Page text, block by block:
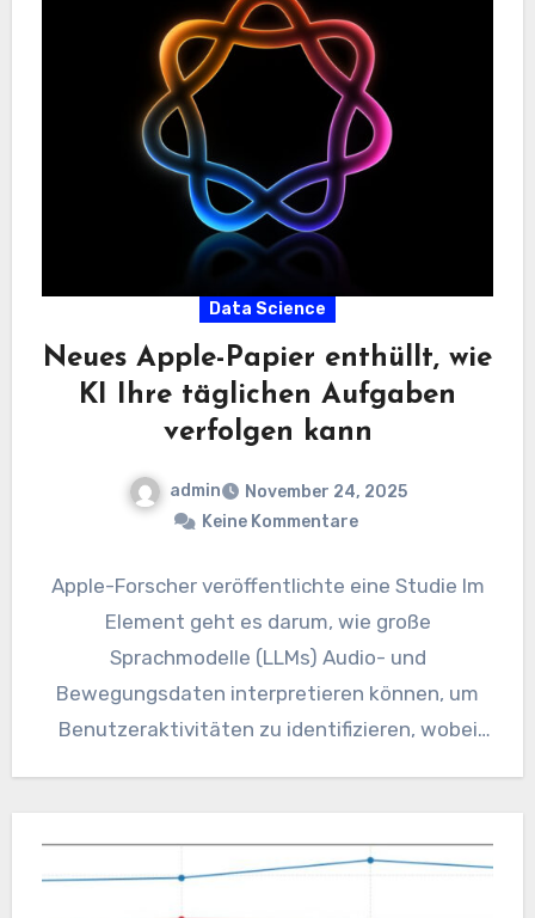
Data Science
Neues Apple-Papier enthüllt, wie
KI Ihre täglichen Aufgaben
verfolgen kann
admin
November 24, 2025
Keine Kommentare
Apple-Forscher veröffentlichte eine Studie Im
Element geht es darum, wie große
Sprachmodelle (LLMs) Audio- und
Bewegungsdaten interpretieren können, um
Benutzeraktivitäten zu identifizieren, wobei